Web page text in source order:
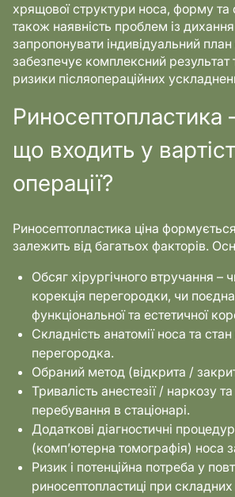
хрящової структури носа, форму та
також наявність проблем із
запропонувати індивідуальний
забезпечує комплексний результат
ризики післяопераційних
Риносептопластика
що входить у
операції?
Риносептопластика ціна формується
залежить від багатьох факторів.
Обсяг хірургічного втручання –
корекція перегородки, чи
функціональної та естетичної
Складність анатомії носа та
перегородка.
Обраний метод (відкрита /
Тривалість анестезії / наркозу та
перебування в стаціонарі.
Додаткові діагностичні
(комп’ютерна томографія) носа
Ризик і потенційна потреба у
риносептопластиці при